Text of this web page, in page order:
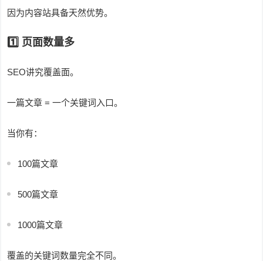
因为内容站具备天然优势。
1️⃣ 页面数量多
SEO讲究覆盖面。
一篇文章 = 一个关键词入口。
当你有：
100篇文章
500篇文章
1000篇文章
覆盖的关键词数量完全不同。